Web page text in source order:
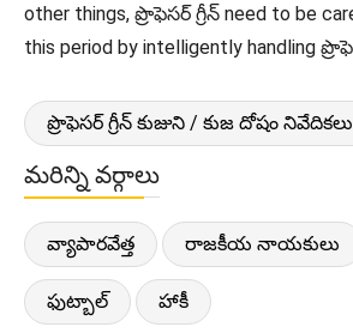
other things, ప్రొఫెసర్ గ్రీన్ need to be
this period by intelligently handling
ప్రొఫెసర్ గ్రీన్ కుజుని / కుజ దోషం నివేదికలు
మరిన్ని వర్గాలు
వ్యాపారవేత్త రాజకీయ నాయకులు
ఫుట్బాల్ హాకీ